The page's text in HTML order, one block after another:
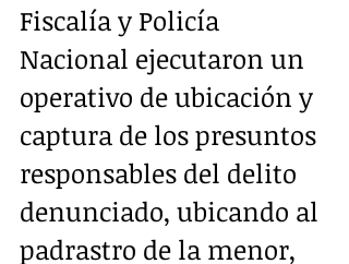
Fiscalía y Policía
Nacional ejecutaron un
operativo de ubicación y
captura de los presuntos
responsables del delito
denunciado, ubicando al
padrastro de la menor,